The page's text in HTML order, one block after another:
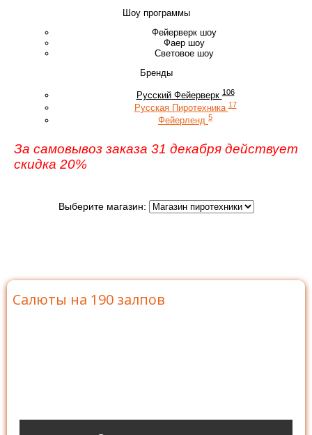
Шоу программы
Фейерверк шоу
Фаер шоу
Световое шоу
Бренды
Русский Фейерверк 106
Русская Пиротехника 17
Фейерленд 5
За самовывоз заказа 31 декабря действует
скидка 20%
Выберите магазин:
Салюты на 190 залпов